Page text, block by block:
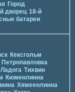
Город
дворец 18-й
батареи
Кексгольм
Петропавловка
Тихвин
Кюменлинна
Хямеенлинна